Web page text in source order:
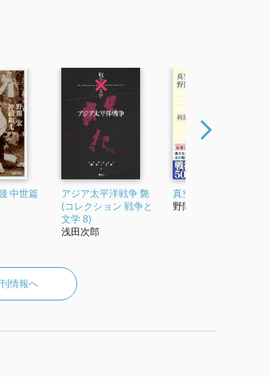
中世篇
アジア太平洋戦争 斃
(コレクション 戦争と
文学 8)
浅田次郎
真空地帯 (新潮文庫)
野間宏
情報へ